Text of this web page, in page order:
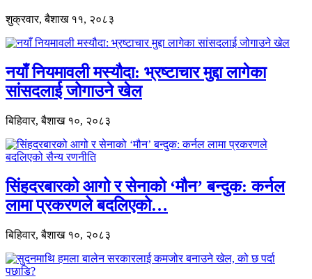
शुक्रवार, बैशाख ११, २०८३
नयाँ नियमावली मस्यौदा: भ्रष्टाचार मुद्दा लागेका
सांसदलाई जोगाउने खेल
बिहिवार, बैशाख १०, २०८३
सिंहदरबारको आगो र सेनाको ‘मौन’ बन्दुक: कर्नल
लामा प्रकरणले बदलिएको…
बिहिवार, बैशाख १०, २०८३